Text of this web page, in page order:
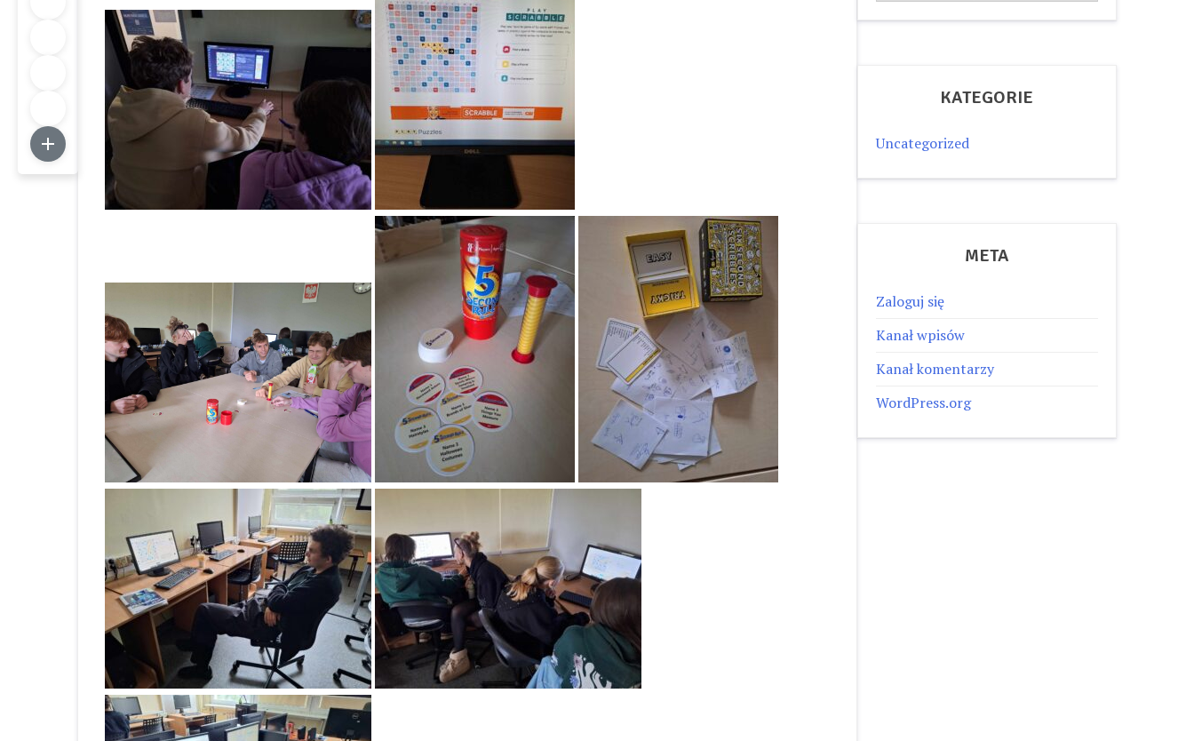
KATEGORIE
Uncategorized
META
Zaloguj się
Kanał wpisów
Kanał komentarzy
WordPress.org